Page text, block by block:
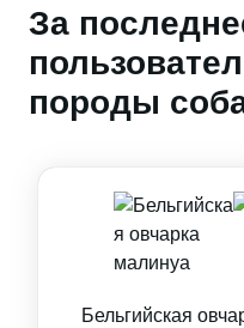
За
породы
Бельгийская